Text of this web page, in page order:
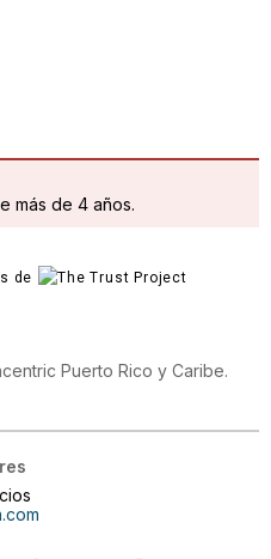
más de 4 años.
de
Puerto Rico y Caribe.